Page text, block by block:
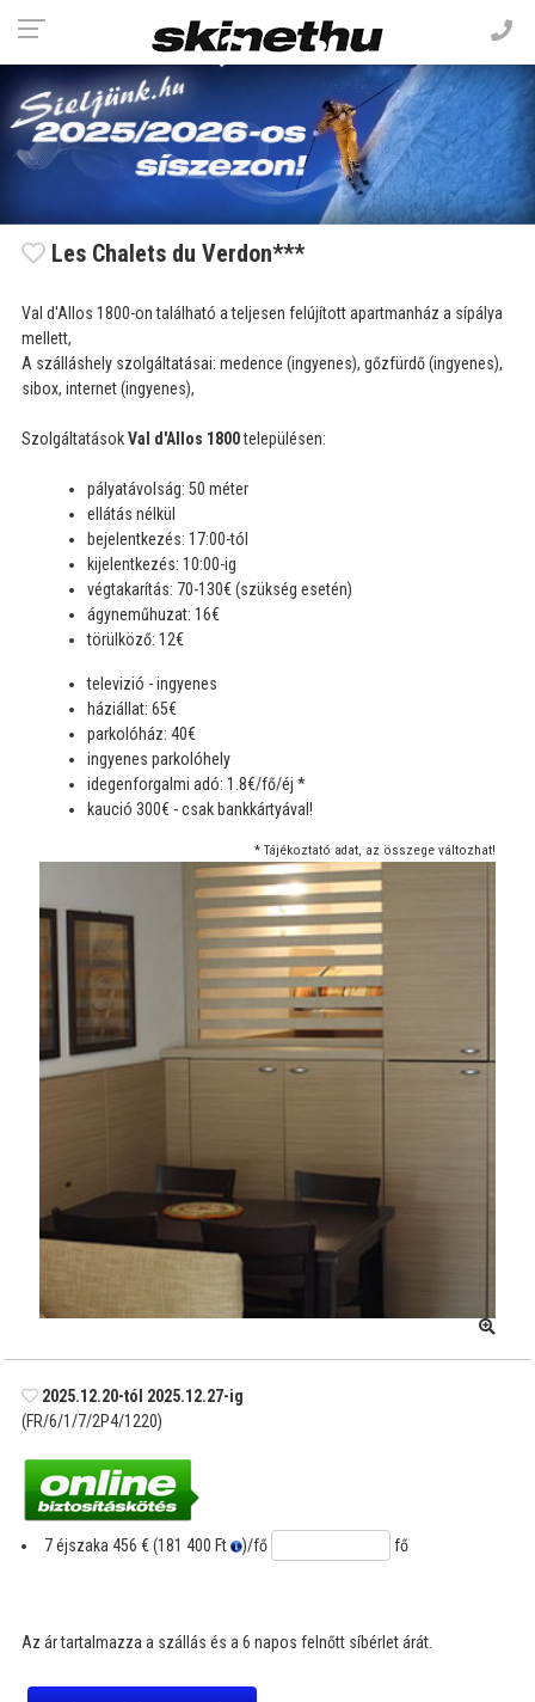
Les Chalets du Verdon***
Val d'Allos 1800-on található a teljesen felújított apartmanház a sípálya
mellett,
A szálláshely szolgáltatásai: medence (ingyenes), gőzfürdő (ingyenes),
sibox, internet (ingyenes),
SzolgáltatásokVal d'Allos 1800településen:
pályatávolság: 50 méter
ellátás nélkül
bejelentkezés: 17:00-tól
kijelentkezés: 10:00-ig
végtakarítás: 70-130€ (szükség esetén)
ágyneműhuzat: 16€
törülköző: 12€
televizió - ingyenes
háziállat: 65€
parkolóház: 40€
ingyenes parkolóhely
idegenforgalmi adó: 1.8€/fő/éj *
kaució 300€ - csak bankkártyával!
* Tájékoztató adat, az összege változhat!
2025.12.20-tól 2025.12.27-ig
(FR/6/1/7/2P4/1220)
7 éjszaka 456 € (181 400 Ft )/fő fő
Az ár tartalmazza a szállás és a 6 napos felnőtt síbérlet árát.